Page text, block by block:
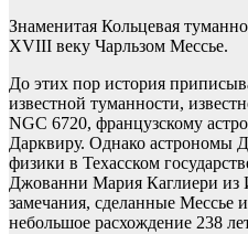
Знаменитая Кольцевая
XVIII веку Чарльзом Мессье.
До этих пор история
известной туманности,
NGC 6720, французскому
Дарквиру. Однако астрономы
физики в Техасском
Джованни Мария Каглиери из
замечания, сделанные Мессье
небольшое расхождение 238